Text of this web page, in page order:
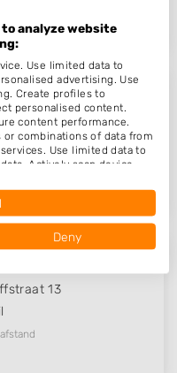
2
13
analyze website
Use limited data to
advertising. Use
Create profiles to
personalised content.
content performance.
combinations of data from
Use limited data to
Actively scan device
Union and send to the
solely to this website/app.
a device
Deny